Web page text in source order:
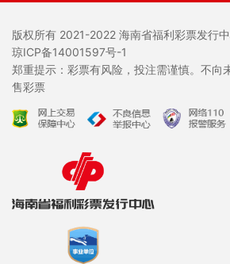
版权所有 2021-2022 海南省福利彩票发行
琼ICP备14001597号-1
郑重提示：彩票有风险，投注需谨慎。不向
售彩票